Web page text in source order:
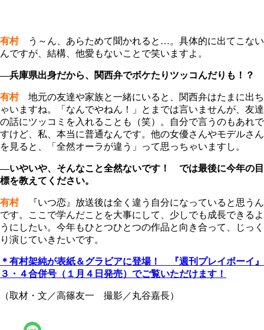
有村う～ん、あらためて聞かれると…。具体的に出てこない
んですが、結構、他愛もないことで笑いますよ。
―兵庫県出身だから、関西弁でボケたりツッコんだりも！？
有村地元の友達や家族と一緒にいると、関西弁はたまに出ち
ゃいますね。「なんでやねん！」とまでは言いませんが、友達
の話にツッコミを入れることも（笑）。自分で言うのもあれで
すけど、私、本当に普通なんです。他の女優さんやモデルさん
を見ると、「全然オーラが違う」って思っちゃいますし。
―いやいや、そんなこと全然ないです！ では最後に今年の目
標を教えてください。
有村『いつ恋』放送後は全く違う自分になっていると思うん
です。ここで学んだことを大事にして、少しでも成長できるよ
うにしたい。今年もひとつひとつの作品と向き合って、じっく
り演じていきたいです。
＊有村架純が表紙＆グラビアに登場！ 『週刊プレイボーイ』
３・４合併号（１月４日発売）でご覧いただけます！
（取材・文／高篠友一 撮影／丸谷嘉長）